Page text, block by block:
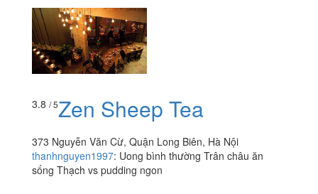
3.8 / 5Zen Sheep Tea
373 Nguyễn Văn Cừ, Quận Long Biên, Hà Nội
thanhnguyen1997: Uong bình thường Trân châu ăn
sống Thạch vs pudding ngon